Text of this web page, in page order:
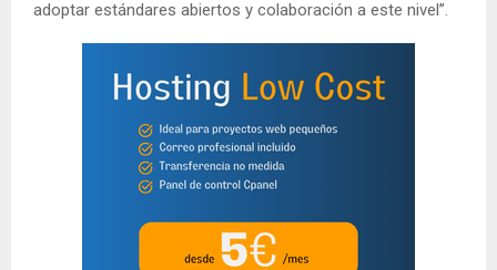
adoptar estándares abiertos y colaboración a este nivel”.